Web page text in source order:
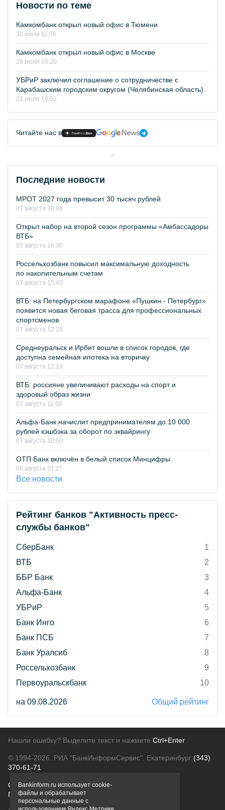
Новости по теме
Камкомбанк открыл новый офис в Тюмени
30 июля 11:06
Камкомбанк открыл новый офис в Москве
28 июля 10:20
УБРиР заключил соглашение о сотрудничестве с
Карабашским городским округом (Челябинская область)
21 июля 10:02
Читайте нас в
Последние новости
МРОТ 2027 года превысит 30 тысяч рублей
07 августа 20:46
Открыт набор на второй сезон программы «Амбассадоры
ВТБ»
07 августа 16:30
Россельхозбанк повысил максимальную доходность
по накопительным счетам
07 августа 15:40
ВТБ: на Петербургском марафоне «Пушкин - Петербург»
появится новая беговая трасса для профессиональных
спортсменов
07 августа 12:28
Среднеуральск и Ирбит вошли в список городов, где
доступна семейная ипотека на вторичку
07 августа 12:13
ВТБ: россияне увеличивают расходы на спорт и
здоровый образ жизни
07 августа 11:50
Альфа-Банк начислит предпринимателям до 10 000
рублей кэшбэка за оборот по эквайрингу
07 августа 10:00
ОТП Банк включён в белый список Минцифры
06 августа 21:27
Все новости
Рейтинг банков "Активность пресс-
службы банков"
СберБанк
1
ВТБ
2
ББР Банк
3
Альфа-Банк
4
УБРиР
5
Банк Инго
6
Банк ПСБ
7
Банк Уралсиб
8
Россельхозбанк
9
Первоуральскбанк
10
на 09.08.2026 Общий рейтинг
Нашли ошибку? Выделите текст и нажмите Ctrl+Enter
© 1994-2026. РИА "БанкИнформСервис". Екатеринбург (343)
370-61-71
О проектеПолитика конфиденциальности
Правовая информацияДля рекламодателей
Bankinform.ru использует cookie-
файлы и обрабатывает
персональные данные с